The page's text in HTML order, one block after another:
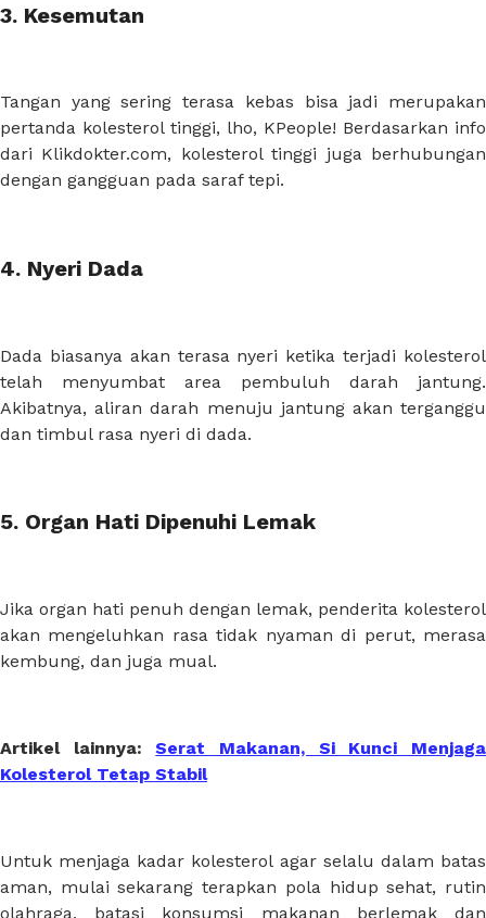
3. Kesemutan
Tangan yang sering terasa kebas bisa jadi merupakan
pertanda kolesterol tinggi, lho, KPeople! Berdasarkan info
dari Klikdokter.com, kolesterol tinggi juga berhubungan
dengan gangguan pada saraf tepi.
4. Nyeri Dada
Dada biasanya akan terasa nyeri ketika terjadi kolesterol
telah menyumbat area pembuluh darah jantung.
Akibatnya, aliran darah menuju jantung akan terganggu
dan timbul rasa nyeri di dada.
5. Organ Hati Dipenuhi Lemak
Jika organ hati penuh dengan lemak, penderita kolesterol
akan mengeluhkan rasa tidak nyaman di perut, merasa
kembung, dan juga mual.
Artikel lainnya:Serat Makanan, Si Kunci Menjaga
Kolesterol Tetap Stabil
Untuk menjaga kadar kolesterol agar selalu dalam batas
aman, mulai sekarang terapkan pola hidup sehat, rutin
olahraga, batasi konsumsi makanan berlemak dan